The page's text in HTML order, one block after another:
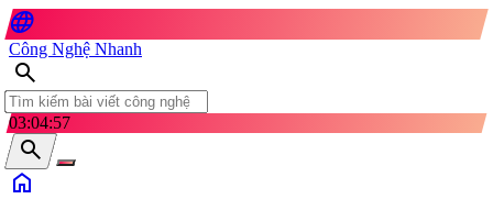
language
Công Nghệ Nhanh
search
03:04:58
search
home